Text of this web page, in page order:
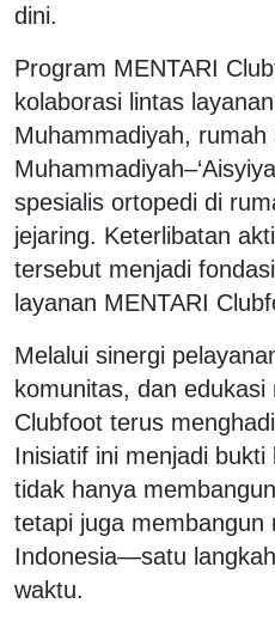
dini.
Program MENTARI
kolaborasi lintas
Muhammadiyah, rumah
spesialis ortopedi di
jejaring. Keterlibatan
tersebut menjadi
layanan MENTARI
Melalui sinergi
komunitas, dan
Clubfoot terus
Inisiatif ini menjadi
tidak hanya
tetapi juga membangun
Indonesia—satu
waktu.